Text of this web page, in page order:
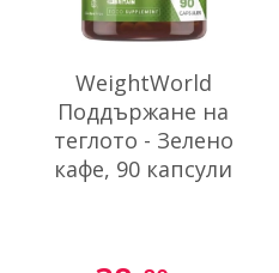
WeightWorld
Поддържане на
теглото - Зелено
кафе, 90 капсули